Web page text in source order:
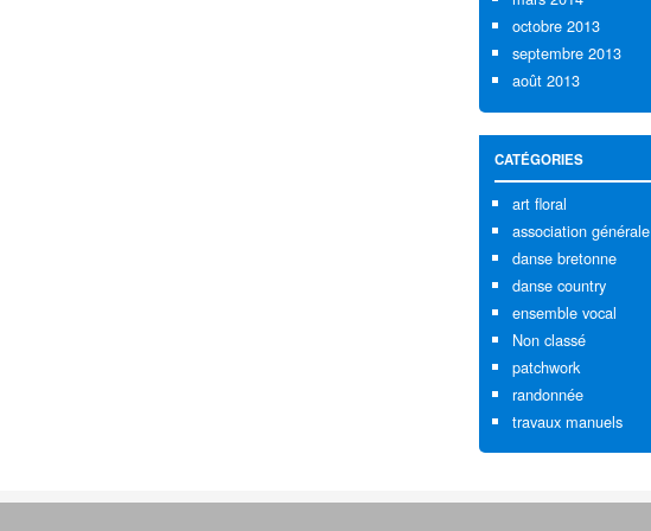
octobre 2013
septembre 2013
août 2013
CATÉGORIES
art floral
association générale
danse bretonne
danse country
ensemble vocal
Non classé
patchwork
randonnée
travaux manuels